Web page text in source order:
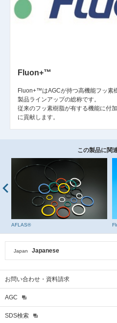
Fluon+™
Fluon+™はAGCが持つ高機能フッ素
製品ラインアップの総称です。
従来のフッ素樹脂が有する機能に付
に貢献します。
この製品に関
AFLAS®
Japan Japanese
お問い合わせ・資料請求
AGC
SDS検索